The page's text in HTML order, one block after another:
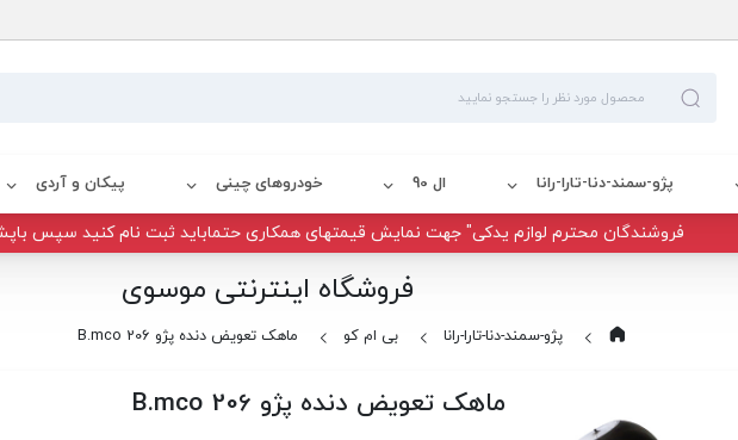
پژو-سمند-دنا-تارا-رانا ال 90 خودروهای چینی پیکان و آردی
فروشندگان محترم لوازم یدکی" جهت نمایش قیمتهای همکاری حتماباید ثبت نام کنید سپس
فروشگاه اینترنتی موسوی
پژو-سمند-دنا-تارا-رانا بی ام کو ماهک تعویض دنده پژو 206 B.mco
ماهک تعویض دنده پژو 206 B.mco